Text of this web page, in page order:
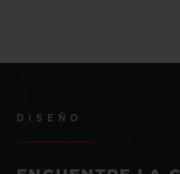
DISEÑO